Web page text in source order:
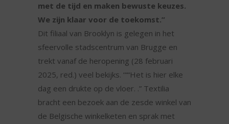
met de tijd en maken bewuste keuzes.
We zijn klaar voor de toekomst.”
Dit filiaal van Brooklyn is gelegen in het
sfeervolle stadscentrum van Brugge en
trekt vanaf de heropening (28 februari
2025, red.) veel bekijks. ‘““Het is hier elke
dag een drukte op de vloer. .” Textilia
bracht een bezoek aan de zesde winkel van
de Belgische winkelketen en sprak met